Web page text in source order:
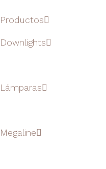
Productos
Downlights
Lámparas
Megaline